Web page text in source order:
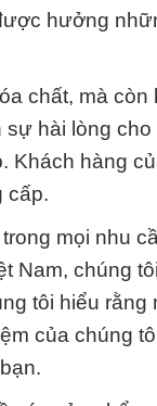
hưởng
chất, mà còn
hài lòng
hàng
cấp.
mọi nhu
Nam, chúng
tôi hiểu
của chúng